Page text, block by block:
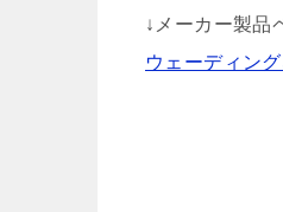
↓メーカー製品
ウェーディン